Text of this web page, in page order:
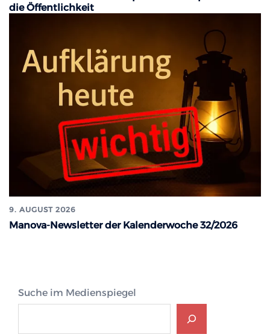
die Öffentlichkeit
9. AUGUST 2026
Manova-Newsletter der Kalenderwoche 32/2026
Suche im Medienspiegel